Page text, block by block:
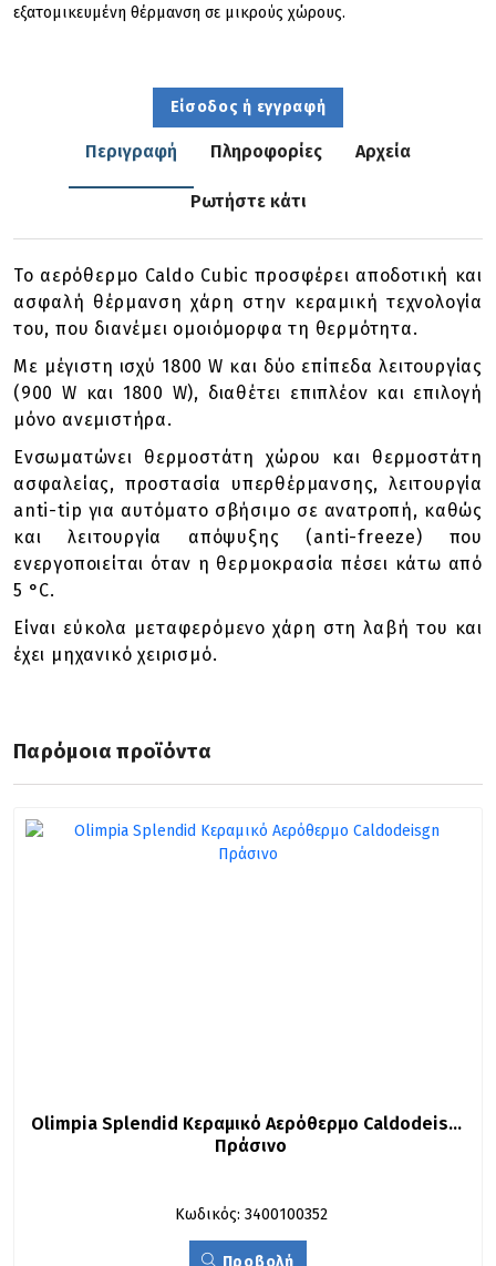
εξατομικευμένη θέρμανση σε μικρούς χώρους.
Είσοδος ή εγγραφή
Περιγραφή Πληροφορίες Αρχεία
Ρωτήστε κάτι
Το αερόθερμο Caldo Cubic προσφέρει αποδοτική και
ασφαλή θέρμανση χάρη στην κεραμική τεχνολογία
του, που διανέμει ομοιόμορφα τη θερμότητα.
Με μέγιστη ισχύ 1800 W και δύο επίπεδα λειτουργίας
(900 W και 1800 W), διαθέτει επιπλέον και επιλογή
μόνο ανεμιστήρα.
Ενσωματώνει θερμοστάτη χώρου και θερμοστάτη
ασφαλείας, προστασία υπερθέρμανσης, λειτουργία
anti-tip για αυτόματο σβήσιμο σε ανατροπή, καθώς
και λειτουργία απόψυξης (anti-freeze) που
ενεργοποιείται όταν η θερμοκρασία πέσει κάτω από
5 °C.
Είναι εύκολα μεταφερόμενο χάρη στη λαβή του και
έχει μηχανικό χειρισμό.
Παρόμοια προϊόντα
Olimpia Splendid Κεραμικό Αερόθερμο Caldodeisgn
Πράσινο
Κωδικός: 3400100352
Προβολή